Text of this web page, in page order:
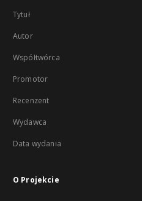
Tytuł
Autor
Współtwórca
Promotor
Recenzent
Wydawca
Data wydania
O Projekcie